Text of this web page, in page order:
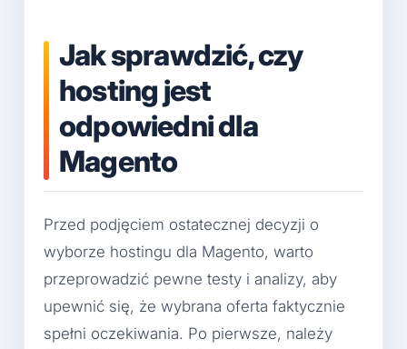
Jak sprawdzić, czy
hosting jest
odpowiedni dla
Magento
Przed podjęciem ostatecznej decyzji o
wyborze hostingu dla Magento, warto
przeprowadzić pewne testy i analizy, aby
upewnić się, że wybrana oferta faktycznie
spełni oczekiwania. Po pierwsze, należy